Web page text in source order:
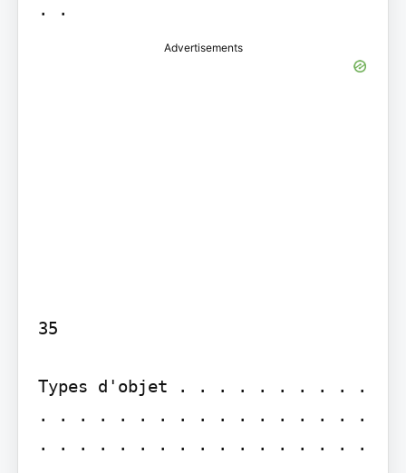
. .
Advertisements
35
Types d'objet . . . . . . . . . .
. . . . . . . . . . . . . . . . .
. . . . . . . . . . . . . . . . .